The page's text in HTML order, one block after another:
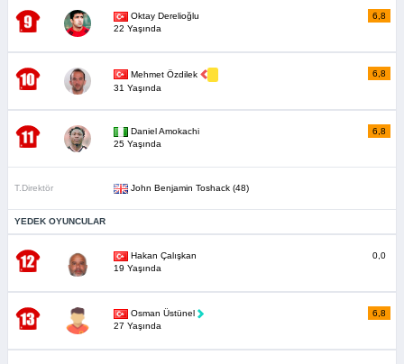
Oktay Derelioğlu
22 Yaşında
6,8
Mehmet Özdilek
31 Yaşında
6,8
Daniel Amokachi
25 Yaşında
6,8
T.Direktör John Benjamin Toshack (48)
YEDEK OYUNCULAR
Hakan Çalışkan
19 Yaşında
0,0
Osman Üstünel
27 Yaşında
6,8